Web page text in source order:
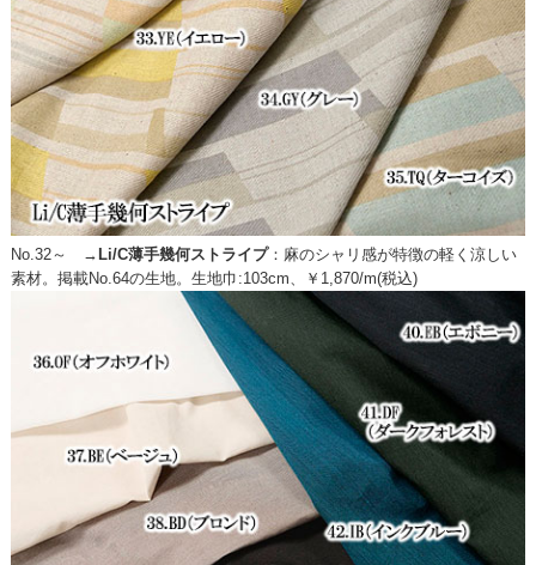
No.32～ → Li/C薄手幾何ストライプ： 麻のシャリ感が特徴の軽く涼しい
素材。掲載No.64の生地。生地巾:103cm、￥1,870/m(税込)